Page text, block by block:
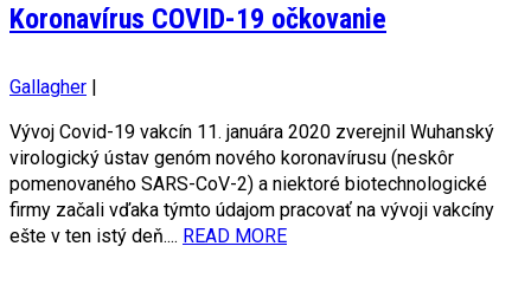
Koronavírus COVID-19 očkovanie
Gallagher |
Vývoj Covid-19 vakcín 11. januára 2020 zverejnil Wuhanský
virologický ústav genóm nového koronavírusu (neskôr
pomenovaného SARS-CoV-2) a niektoré biotechnologické
firmy začali vďaka týmto údajom pracovať na vývoji vakcíny
ešte v ten istý deň.... READ MORE